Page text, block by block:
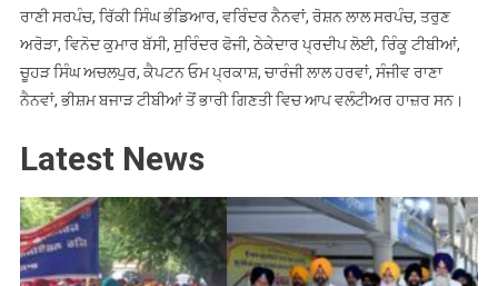
ਰਾਣੀ ਸਰਪੰਚ, ਰਿੱਕੀ ਸਿੰਘ ਭੰਡਿਆਰ, ਵਰਿੰਦਰ ਨੈਨਵਾਂ, ਰੋਸ਼ਨ ਲਾਲ ਸਰਪੰਚ, ਤਰੁਣ
ਅਰੋੜਾ, ਵਿਨੋਦ ਕੁਮਾਰ ਬੱਸੀ, ਸੁਰਿੰਦਰ ਫੋਜੀ, ਠੇਕੇਦਾਰ ਪ੍ਰਦੀਪ ਲੋਈ, ਰਿੰਕੂ ਟੀਬੀਆਂ,
ਚੂਹੜ ਸਿੰਘ ਅਚਲਪੁਰ, ਕੈਪਟਨ ਓਮ ਪ੍ਰਕਾਸ਼, ਚਾਰੰਜੀ ਲਾਲ ਹਰਵਾਂ, ਸੰਜੀਵ ਰਾਣਾ
ਨੈਨਵਾਂ, ਭੀਸ਼ਮ ਬਜਾੜ ਟੀਬੀਆਂ ਤੋਂ ਭਾਰੀ ਗਿਣਤੀ ਵਿਚ ਆਪ ਵਲੰਟੀਅਰ ਹਾਜ਼ਰ ਸਨ।
Latest News